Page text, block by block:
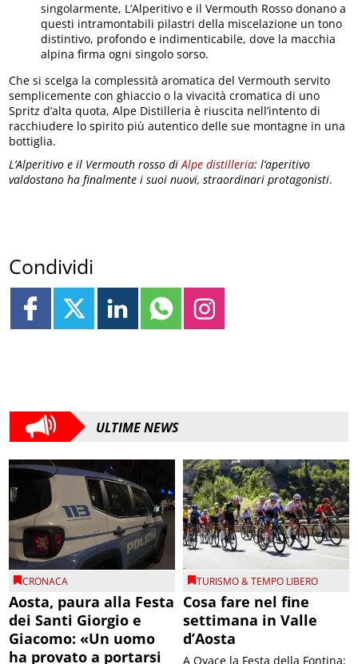
singolarmente, L’Alperitivo e il Vermouth Rosso donano a
questi intramontabili pilastri della miscelazione un tono
distintivo, profondo e indimenticabile, dove la macchia
alpina firma ogni singolo sorso.
Che si scelga la complessità aromatica del Vermouth servito
semplicemente con ghiaccio o la vivacità cromatica di uno
Spritz d’alta quota, Alpe Distilleria è riuscita nell’intento di
racchiudere lo spirito più autentico delle sue montagne in una
bottiglia.
L’Alperitivo e il Vermouth rosso diAlpe distilleria: l’aperitivo
valdostano ha finalmente i suoi nuovi, straordinari protagonisti.
Condividi
ULTIME NEWS
CRONACA
Aosta, paura alla Festa
dei Santi Giorgio e
Giacomo: «Un uomo
ha provato a portarsi
TURISMO & TEMPO LIBERO
Cosa fare nel fine
settimana in Valle
d’Aosta
A Oyace la Festa della Fontina;